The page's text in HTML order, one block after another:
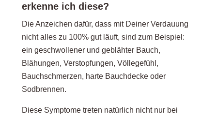
erkenne ich diese?
Die Anzeichen dafür, dass mit Deiner Verdauung
nicht alles zu 100% gut läuft, sind zum Beispiel:
ein geschwollener und geblähter Bauch,
Blähungen, Verstopfungen, Völlegefühl,
Bauchschmerzen, harte Bauchdecke oder
Sodbrennen.
Diese Symptome treten natürlich nicht nur bei